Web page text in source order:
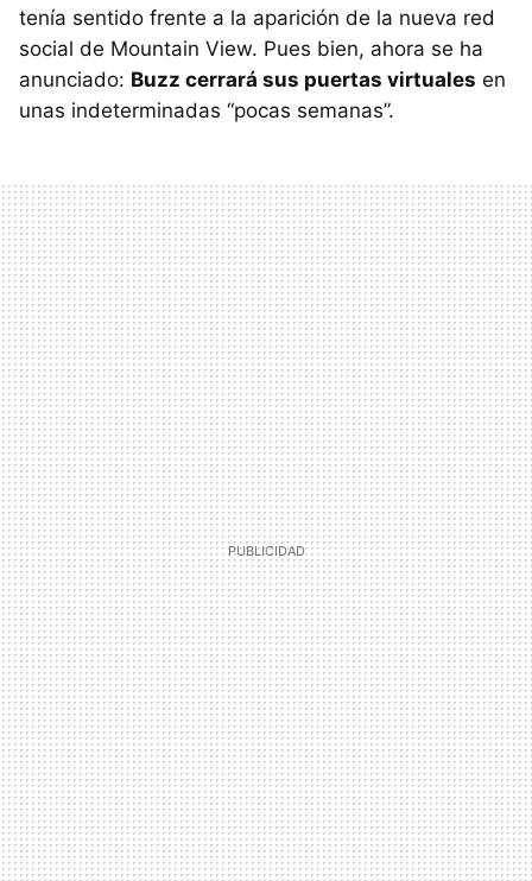
tenía sentido frente a la aparición de la nueva red
social de Mountain View. Pues bien, ahora se ha
anunciado: Buzz cerrará sus puertas virtuales en
unas indeterminadas “pocas semanas”.